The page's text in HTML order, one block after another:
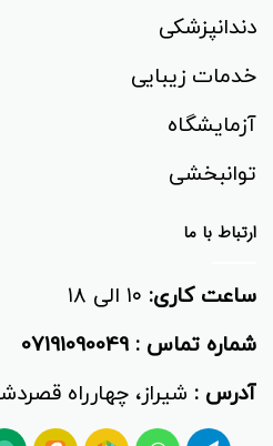
دندانپزشکی
خدمات زیبایی
آزمایشگاه
توانبخشی‌
ارتباط با ما
ساعت کاری:
شماره تماس :
آدرس : شیراز، چهارراه قصردشت،